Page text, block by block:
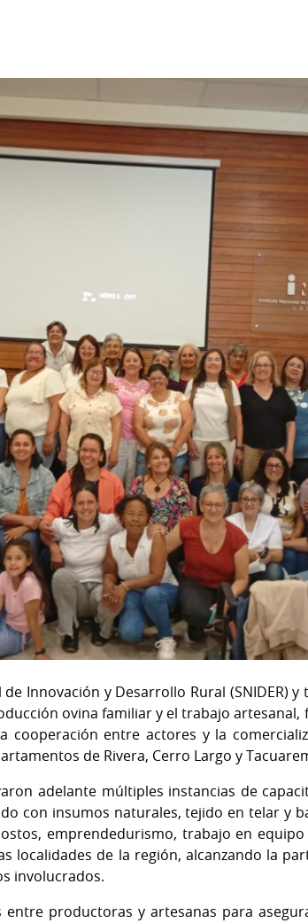
Innovación y Desarrollo Rural (SNIDER)
ovina familiar y el trabajo artesanal,
cooperación entre actores y la
de Rivera, Cerro Largo y
adelante múltiples instancias de
con insumos naturales, tejido en telar y
emprendedurismo, trabajo en
localidades de la región, alcanzando la
involucrados.
productoras y artesanas para